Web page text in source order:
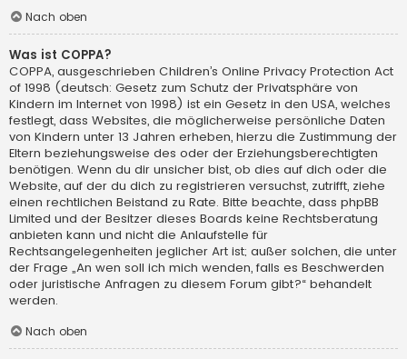
Nach oben
Was ist COPPA?
COPPA, ausgeschrieben Children’s Online Privacy Protection Act
of 1998 (deutsch: Gesetz zum Schutz der Privatsphäre von
Kindern im Internet von 1998) ist ein Gesetz in den USA, welches
festlegt, dass Websites, die möglicherweise persönliche Daten
von Kindern unter 13 Jahren erheben, hierzu die Zustimmung der
Eltern beziehungsweise des oder der Erziehungsberechtigten
benötigen. Wenn du dir unsicher bist, ob dies auf dich oder die
Website, auf der du dich zu registrieren versuchst, zutrifft, ziehe
einen rechtlichen Beistand zu Rate. Bitte beachte, dass phpBB
Limited und der Besitzer dieses Boards keine Rechtsberatung
anbieten kann und nicht die Anlaufstelle für
Rechtsangelegenheiten jeglicher Art ist; außer solchen, die unter
der Frage „An wen soll ich mich wenden, falls es Beschwerden
oder juristische Anfragen zu diesem Forum gibt?“ behandelt
werden.
Nach oben